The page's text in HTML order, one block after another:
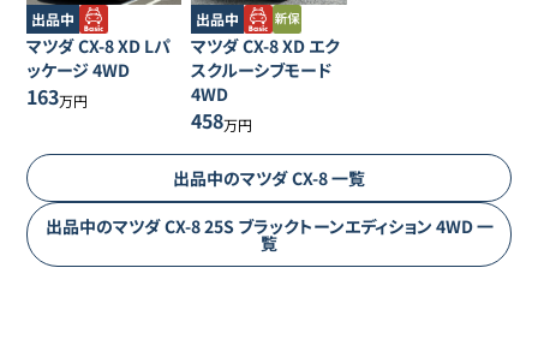
出品中
マツダCX-8XD Lパ
ッケージ 4WD
163万円
出品中
マツダCX-8XD エク
スクルーシブモード
4WD
458万円
出品中のマツダCX-8一覧
出品中のマツダCX-825S ブラックトーンエディション 4WD一
覧